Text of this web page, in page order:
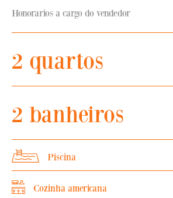
Honorarios a cargo do vendedor
2 quartos
2 banheiros
Piscina
Cozinha americana